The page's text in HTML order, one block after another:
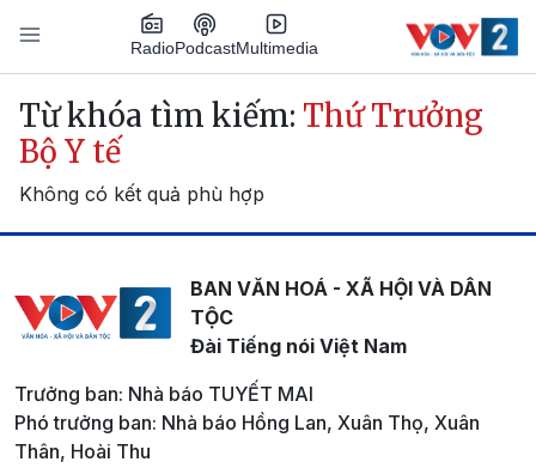
Nhảy đến nội dung
RadioPodcastMultimedia
Main navigation
Từ khóa tìm kiếm: Thứ Trưởng
Bộ Y tế
Không có kết quả phù hợp
BAN VĂN HOÁ - XÃ HỘI VÀ DÂN
TỘC
Đài Tiếng nói Việt Nam
Trưởng ban: Nhà báo TUYẾT MAI
Phó trưởng ban: Nhà báo Hồng Lan, Xuân Thọ, Xuân
Thân, Hoài Thu